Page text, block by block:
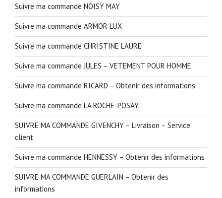
Suivre ma commande NOISY MAY
Suivre ma commande ARMOR LUX
Suivre ma commande CHRISTINE LAURE
Suivre ma commande JULES – VETEMENT POUR HOMME
Suivre ma commande RICARD – Obtenir des informations
Suivre ma commande LA ROCHE-POSAY
SUIVRE MA COMMANDE GIVENCHY – Livraison – Service
client
Suivre ma commande HENNESSY – Obtenir des informations
SUIVRE MA COMMANDE GUERLAIN – Obtenir des
informations